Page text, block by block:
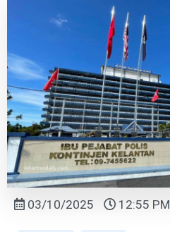
03/10/2025 12:55 PM